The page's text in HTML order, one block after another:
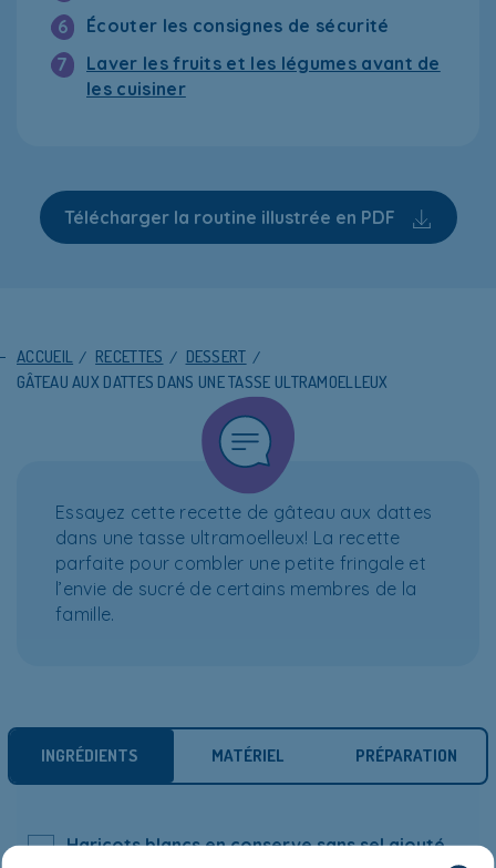
6
Écouter les consignes de sécurité
7
Laver les fruits et les légumes avant de
les cuisiner
Télécharger la routine illustrée en PDF
ACCUEIL / RECETTES / DESSERT /
GÂTEAU AUX DATTES DANS UNE TASSE ULTRAMOELLEUX
Essayez cette recette de gâteau aux dattes
dans une tasse ultramoelleux! La recette
parfaite pour combler une petite fringale et
l’envie de sucré de certains membres de la
famille.
INGRÉDIENTS MATÉRIEL PRÉPARATION
Haricots blancs en conserve sans sel ajouté